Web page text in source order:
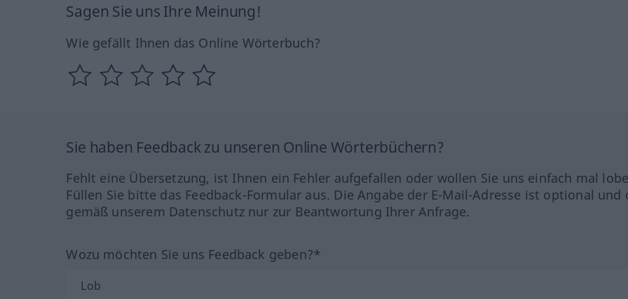
Sagen Sie uns Ihre Meinung!
Wie gefällt Ihnen das Online Wörterbuch?
Sie haben Feedback zu unseren Online Wörterbüchern?
Fehlt eine Übersetzung, ist Ihnen ein Fehler aufgefallen oder wollen Sie uns einfach mal
Füllen Sie bitte das Feedback-Formular aus. Die Angabe der E-Mail-Adresse ist optional und
gemäß unserem Datenschutz nur zur Beantwortung Ihrer Anfrage.
Wozu möchten Sie uns Feedback geben?*